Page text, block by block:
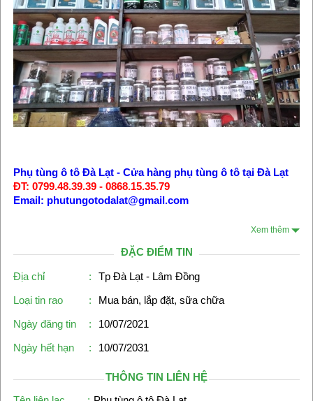
Phụ tùng ô tô Đà Lạt- Cửa hàng phụ tùng ô tô tại Đà Lạt
ĐT: 0799.48.39.39 - 0868.15.35.79
Email: phutungotodalat@gmail.com
Xem thêm
ĐẶC ĐIỂM TIN
Địa chỉ :
Tp Đà Lạt - Lâm Đồng
Loại tin rao
:
Mua bán, lắp đặt, sữa chữa
Ngày đăng tin
:
10/07/2021
Ngày hết hạn
: 10/07/2031
THÔNG TIN LIÊN HỆ